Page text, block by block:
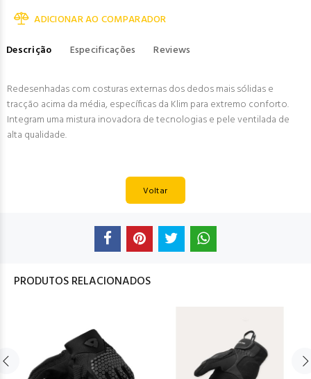
ADICIONAR AO COMPARADOR
Descrição
Especificações Reviews
Redesenhadas com costuras externas dos dedos mais sólidas e
tracção acima da média, específicas da Klim para extremo conforto.
Integram uma mistura inovadora de tecnologias e pele ventilada de
alta qualidade.
Voltar
PRODUTOS RELACIONADOS